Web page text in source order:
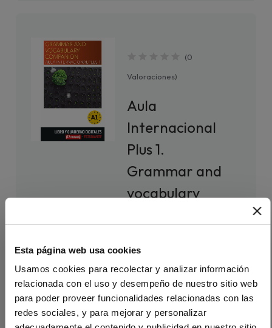
Esta página web usa cookies
Usamos cookies para recolectar y analizar información
relacionada con el uso y desempeño de nuestro sitio web
para poder proveer funcionalidades relacionadas con las
redes sociales, y para mejorar y personalizar
(0
Valoraciones)
Aula
Internacional
Plus 1.
Grammar and
vocabulary
meses) –
Estudiante
13,5 Libro con
explicacio